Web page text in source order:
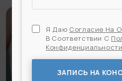
Я Даю Согласие На
В Соответствии С
Конфиденциальности
ЗАПИСЬ НА